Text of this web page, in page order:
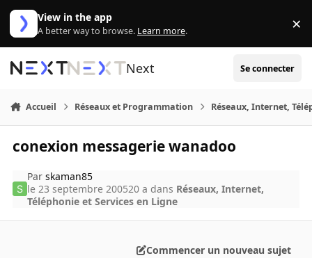
Aller au contenu
View in the app
A better way to browse. Learn more. ×
Next Se connecter
Accueil Réseaux et Programmation Réseaux, Internet,
conexion messagerie wanadoo
Parskaman85
le 23 septembre 200520 a dans Réseaux, Internet,
Téléphonie et Services en Ligne
Commencer un nouveau sujet